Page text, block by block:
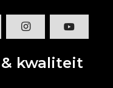
kwaliteit